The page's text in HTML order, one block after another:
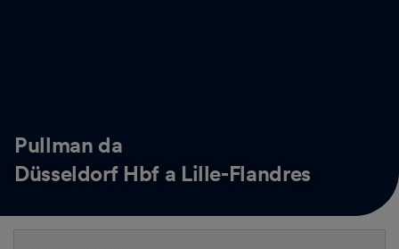
Pullman da
Düsseldorf Hbf a Lille-Flandres